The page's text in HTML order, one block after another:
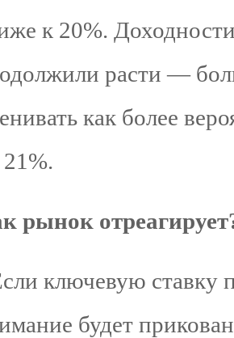
к 20%.
расти —
как более
рынок
ключевую ставку
будет